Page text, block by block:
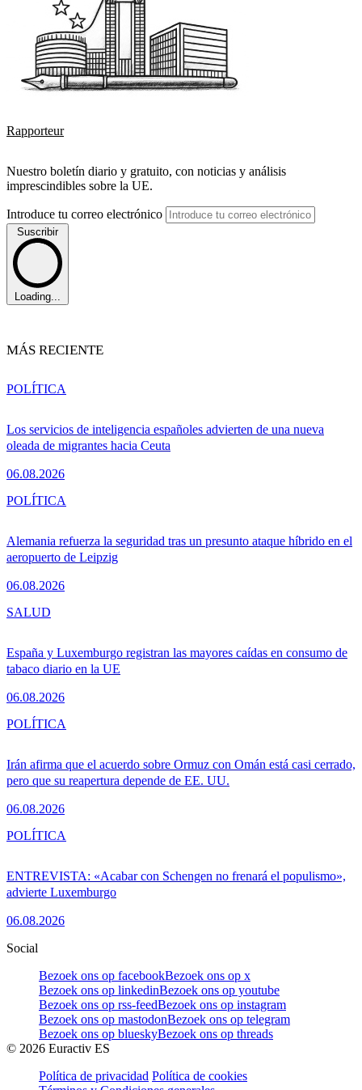
Rapporteur
Nuestro boletín diario y gratuito, con noticias y análisis
imprescindibles sobre la UE.
Introduce tu correo electrónico
Suscribir
Loading...
MÁS RECIENTE
Los servicios de inteligencia españoles advierten de una nueva
oleada de migrantes hacia Ceuta
06.08.2026
POLÍTICA
Alemania refuerza la seguridad tras un presunto ataque híbrido en el
aeropuerto de Leipzig
06.08.2026
POLÍTICA
España y Luxemburgo registran las mayores caídas en consumo de
tabaco diario en la UE
06.08.2026
SALUD
Irán afirma que el acuerdo sobre Ormuz con Omán está casi cerrado,
pero que su reapertura depende de EE. UU.
06.08.2026
POLÍTICA
ENTREVISTA: «Acabar con Schengen no frenará el populismo»,
advierte Luxemburgo
06.08.2026
POLÍTICA
Social
Bezoek ons op facebookBezoek ons op x
Bezoek ons op linkedinBezoek ons op youtube
Bezoek ons op rss-feedBezoek ons op instagram
Bezoek ons op mastodonBezoek ons op telegram
Bezoek ons op blueskyBezoek ons op threads
© 2026 Euractiv ES
Política de privacidad Política de cookies